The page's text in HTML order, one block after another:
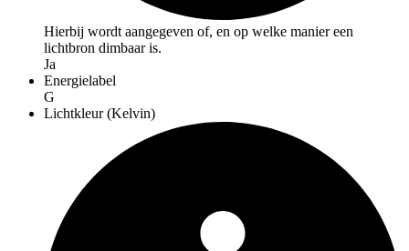
Hierbij wordt aangegeven of, en op welke manier een
lichtbron dimbaar is.
Ja
Energielabel
G
Lichtkleur (Kelvin)